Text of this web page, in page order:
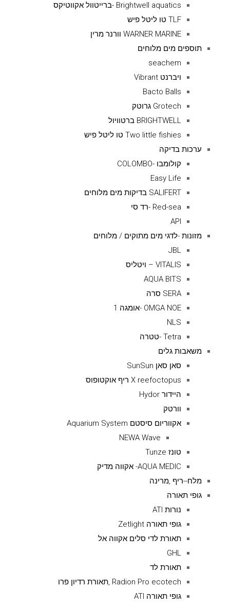
Brightwell aquatics -ברייטוול אקווטיקס
TLF טו ליטל פיש
WARNER MARINE וורנר מרין
תוספים מים מלוחים
seachem
ויברנט Vibrant
Bacto Balls
Grotech גרוטק
BRIGHTWELL ברטוויול
Two little fishies טו ליטל פיש
ערכות בדיקה
קולומבו -COLOMBO
Easy Life
SALIFERT בדיקות מים מלוחים
Red-sea -רד סי
API
מזונות -לדגי מים מתוקים / מלוחים
JBL
VITALIS – ויטליס
AQUA BITS
SERA סרה
OMGA NOE -אומגה 1
NLS
Tetra -טטרה
משאבות גלים
סאן סאן SunSun
X reefoctopus ריף אוקטופוס
היידור Hydor
וורטק
אקווריום סיסטם Aquarium System
NEWA Wave
טונז Tunze
AQUA MEDIC- אקווה מדיק
מלח--ריף ,מרינה
גופי תאורה
נורות ATI
גופי תאורה Zetlight
תאורת לדי סלים אקווה אל
GHL
תאורת לד
Radion Pro ecotech ,תאורת רדיון פרו
גופי תאורה ATI